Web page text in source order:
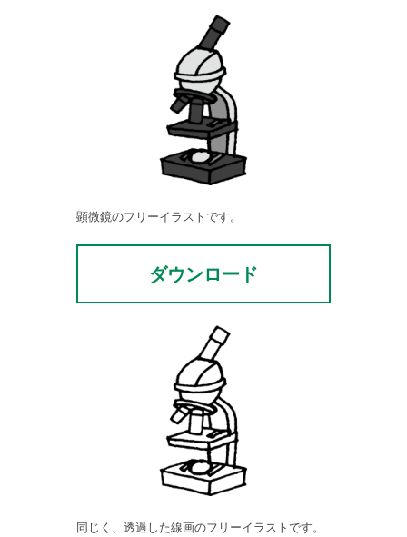
顕微鏡のフリーイラストです。
ダウンロード
同じく、透過した線画のフリーイラストです。